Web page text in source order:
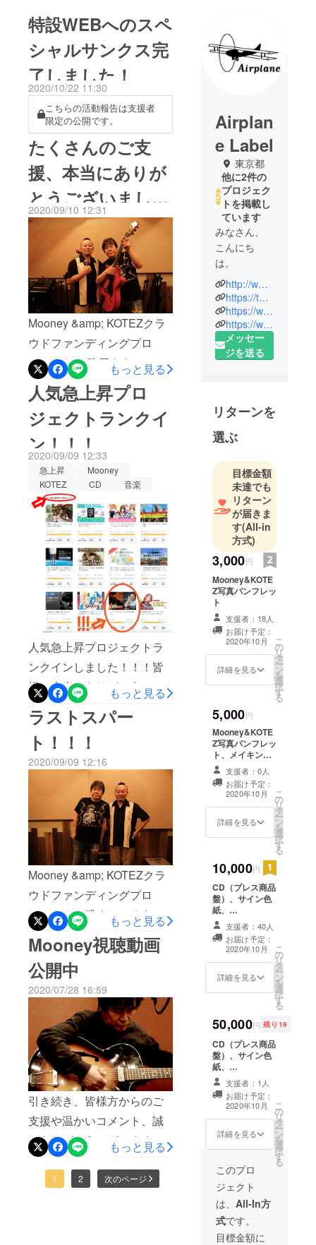
特設WEBへのスペ
シャルサンクス完
了しました！
2020/10/22 11:30
こちらの活動報告は支援者
限定の公開です。
たくさんのご支
援、本当にありが
とうございまし
た…！！！
2020/09/10 12:31
Mooney &amp; KOTEZクラ
ウドファンディングプロ
ジェクト、 昨日をもって終
了となりました！ 目標額に
は届かなかったものの、皆
様からのたくさんのご支援
を頂きました。 心より感謝
申し上げます。 頂いたご支
援は、今回の
Mooney&amp;KOTEZ新譜制
作費に充てさせて頂きま
す。 そしてご支援頂いた皆
様方には、10月頃を目処に
リターンをお送りさせて頂
きますので、 もうしばらく
お待ち下さいませ。 たくさ
んのご支援、誠にありがと
うございました！ CD完成ま
で楽しみにお待ちくださ
い！ どうぞ今後とも何卒宜
しくお願い申し上げます！
Mooney &amp; KOTEZ
official web ⇩⇩⇩
https://airplanelabel.com/mo
oney-kotez/
もっと見る
人気急上昇プロ
ジェクトランクイ
ン！！！
2020/09/09 12:33
急上昇
Mooney
KOTEZ
CD 音楽
人気急上昇プロジェクトラ
ンクインしました！！！皆
様、本当にありがとうござ
います…！！！ぜひ最後ま
で、何卒宜しくお願い致し
ます…！！！ ⇩⇩⇩録音風景は
コチラ⇩⇩⇩⇩⇩⇩特設Web
site⇩⇩⇩https://airplanelabel.c
om/mooney-kotez/?
fbclid=IwAR2fgcxBt3TUhejx
GBCwtl0LEqAf5_3GerD4Rb
lOSQG7a_eY8gIjEEEPWlQ
もっと見る
ラストスパー
ト！！！
2020/09/09 12:16
Mooney &amp; KOTEZクラ
ウドファンディングプロ
ジェクト、残すところあと
12時間を切りまし
た…！！！昨日より多くの
方々のご支援を頂き、誠に
ありがとうございます！今
までご支援下さった方々に
もお礼を申し上げます。皆
様のお陰で、現在53%まで
到達する事ができました。
まだ【特設webページへの
スペシャルクレジット記
載】や、【商品盤CDへのス
ペシャルサンクスクレジッ
ト記載】も残っておりま
す。どうぞ最後まで、何卒
もっと見る
Mooney視聴動画
公開中
2020/07/28 16:59
引き続き、皆様方からのご
支援や温かいコメント、誠
にありがとうございます。
現在立ち上げておりますプ
ロジェクトの参考に、これ
もっと見る
1 2 次のページ
Airplan
e Label
東京都
他に2件の
プロジェク
トを掲載し
ています
みなさん、
こんにち
は。
音楽制作会
社のエアプ
レーンレー
ベルと申し
ます。
テーマに
レーベルを
立ち上げて
これまで１
００タイト
ル程のCDを
制作してま
いりまし
た。
ジャンルを
超えた個性
的で親しま
れる音楽を
発信してま
す。
http://www.airplanelabel.com
https://twitter.com/AirplaneLabel
https://www.youtube.com/c/airplanelabel
https://www.facebook.com/airplane.lab...
メッセー
ジを送る
リターンを
選ぶ
目標金額
未達でも
リターン
が届きま
す(All-in
方式)
3,000円
Mooney&KOTE
Z写真パンフレッ
ト
支援者：18人
お届け予定：
2020年10月
詳細を見る
こ
の
リ
タ
ー
ン
を
選
択
す
る
5,000円
Mooney&KOTE
Z写真パンフレッ
ト、メイキング
映像（DVD-R）
支援者：0人
お届け予定：
2020年10月
詳細を見る
こ
の
リ
タ
ー
ン
を
選
択
す
る
10,000円
CD（プレス商品
盤）、サイン色
紙、
Mooney&KOTE
Z写真パンフレッ
ト、メイキング
映像（DVD-
R）、特設ホー
ムページ上にク
載（※支援時に必
望のお名前をご
記入ください。
記入がない場合
はCAMPFIREに
て使用されてい
るハンドルネー
ムを使用させて
頂きますご了承
ください。掲載
期間は2020年10
月上旬を予定し
ております。 ま
比喩するお名前
するお名前は掲
載をお断りする
事が御座いま
す、ご注意くだ
さい。）
支援者：40人
お届け予定：
2020年10月
詳細を見る
こ
の
リ
タ
ー
ン
を
選
択
す
る
50,000円 残り19
CD（プレス商品
盤）、サイン色
紙、
Mooney&KOTE
Zパンフレット、
メイキング映像
（DVD-R）、
CD盤へクレジッ
ト記載（スペ
支援者：1人
お届け予定：
2020年10月
詳細を見る
こ
の
リ
タ
ー
ン
を
選
択
す
る
このプロ
ジェクト
は、 All-In方
式です。
目標金額に